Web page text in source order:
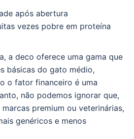
após abertura
vezes pobre em proteína
a deco oferece uma gama que
básicas do gato médio,
o fator financeiro é uma
não podemos ignorar que,
premium ou veterinárias,
genéricos e menos